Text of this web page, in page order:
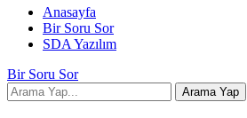
Anasayfa
Bir Soru Sor
SDA Yazılım
Bir Soru Sor